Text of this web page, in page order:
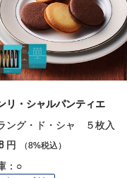
リ・シャルパンティエ
ング・ド・シャ ５枚入
円 （8%税込）
：○